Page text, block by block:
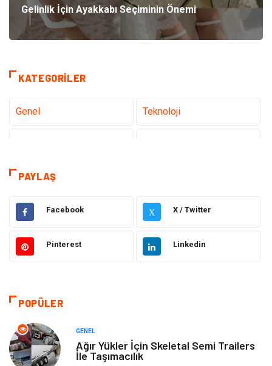
Gelinlik İçin Ayakkabı Seçiminin Önemi
KATEGORILER
Genel Teknoloji
Eğitim
Dekorasyon Elektronik
Güzellik Makine
Sağlıklı Yaşam
Yeme İçme
Organizasyon Mobilya
PAYLAŞ
Facebook X X / Twitter
Pinterest Linkedin
POPÜLER
GENEL
Ağır Yükler İçin Skeletal Semi Trailers
İle Taşımacılık